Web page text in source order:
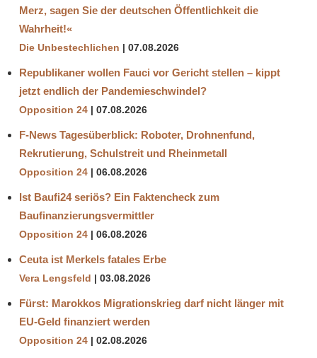
Merz, sagen Sie der deutschen Öffentlichkeit die
Wahrheit!«
Die Unbestechlichen 07.08.2026
Republikaner wollen Fauci vor Gericht stellen – kippt
jetzt endlich der Pandemieschwindel?
Opposition 24 07.08.2026
F-News Tagesüberblick: Roboter, Drohnenfund,
Rekrutierung, Schulstreit und Rheinmetall
Opposition 24 06.08.2026
Ist Baufi24 seriös? Ein Faktencheck zum
Baufinanzierungsvermittler
Opposition 24 06.08.2026
Ceuta ist Merkels fatales Erbe
Vera Lengsfeld 03.08.2026
Fürst: Marokkos Migrationskrieg darf nicht länger mit
EU-Geld finanziert werden
Opposition 24 02.08.2026